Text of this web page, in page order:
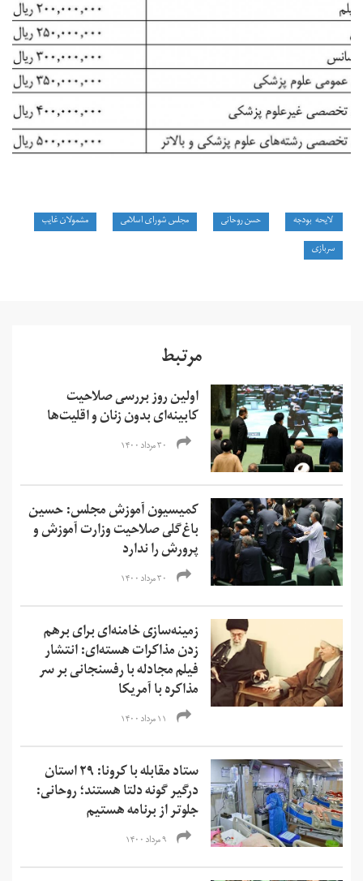
لایحه بودجه حسن روحانی مجلس شورای اسلامی
مشمولان غایب
سربازی
مرتبط
اولین روز بررسی صلاحیت
کابینه‌ای بدون زنان و اقلیت‌ها
۳۰ مرداد ۱۴۰۰
کمیسیون آموزش مجلس: حسین
باغ‌گلی صلاحیت وزارت آموزش و
پرورش را ندارد
۳۰ مرداد ۱۴۰۰
زمینه‌سازی خامنه‌ای برای برهم
زدن مذاکرات هسته‌ای: انتشار
فیلم مجادله با رفسنجانی بر سر
مذاکره با آمریکا
۱۱ مرداد ۱۴۰۰
ستاد مقابله با کرونا: ۲۹ استان
درگیر گونه دلتا هستند؛ روحانی:
جلوتر از برنامه هستیم
۹ مرداد ۱۴۰۰